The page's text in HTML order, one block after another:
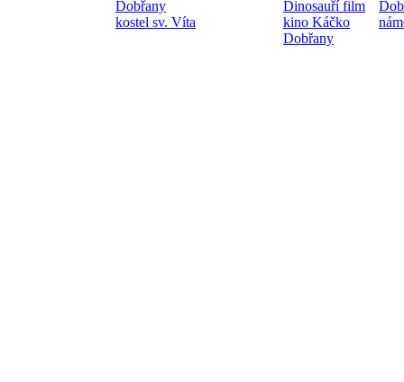
Dobřany
kostel sv. Víta
Dinosauří film
kino Káčko
Dobřany